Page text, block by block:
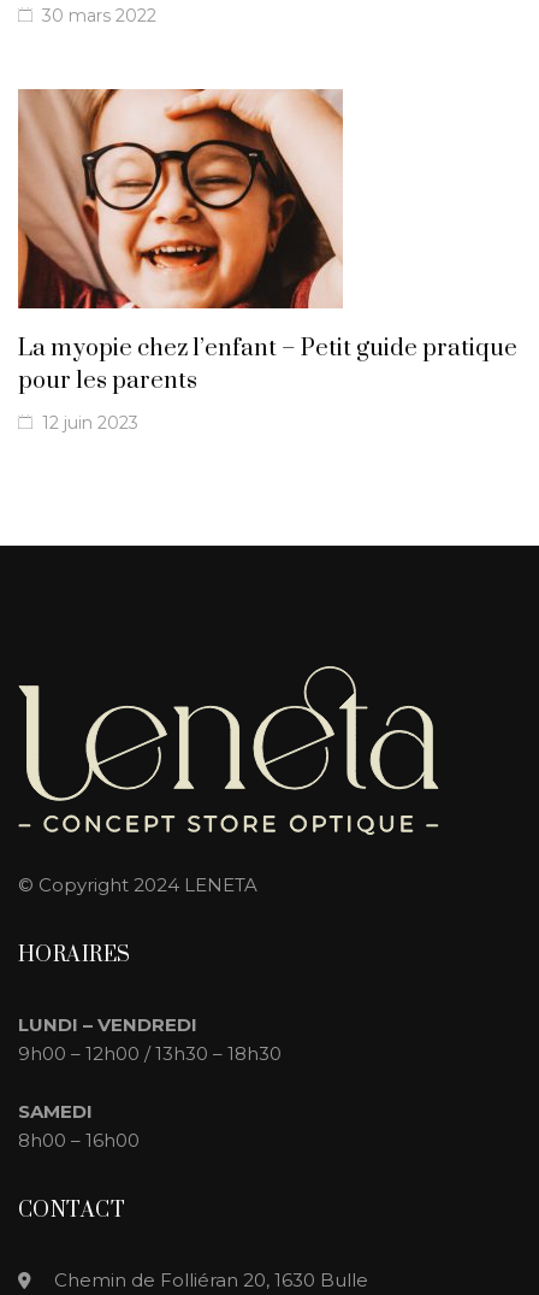
30 mars 2022
La myopie chez l’enfant – Petit guide pratique
pour les parents
12 juin 2023
© Copyright 2024 LENETA
HORAIRES
LUNDI – VENDREDI
9h00 – 12h00 / 13h30 – 18h30
SAMEDI
8h00 – 16h00
CONTACT
Chemin de Folliéran 20, 1630 Bulle